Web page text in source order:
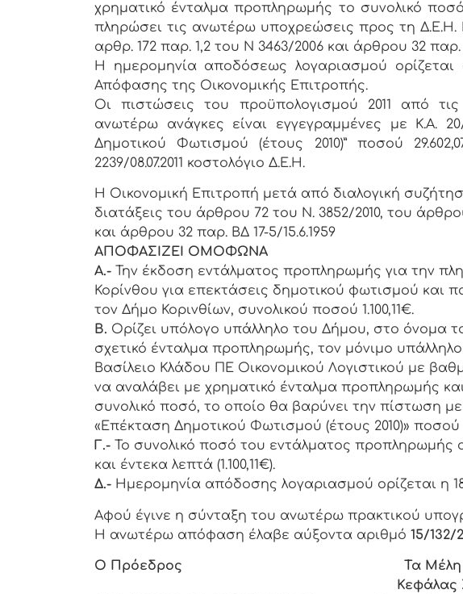
χρηματικό ένταλμα προπληρωμής το συνολικό ποσό
πληρώσει τις ανωτέρω υποχρεώσεις προς τη
αρθρ. 172 παρ. 1,2 του Ν 3463/2006 και άρθρου 32 παρ.
Η ημερομηνία αποδόσεως λογαριασμού
Απόφασης της Οικονομικής Επιτροπής.
Οι πιστώσεις του προϋπολογισμού 2011 από
ανωτέρω ανάγκες είναι εγγεγραμμένες με Κ.Α. 20/
Δημοτικού Φωτισμού (έτους 2010)” ποσού
2239/08.07.2011 κοστολόγιο Δ.Ε.Η.
Η Οικονομική Επιτροπή μετά από διαλογική
διατάξεις του άρθρου 72 του Ν. 3852/2010, του
και άρθρου 32 παρ. ΒΔ 17-5/15.6.1959
ΑΠΟΦΑΣΙΖΕΙ ΟΜΟΦΩΝΑ
Α.- Την έκδοση εντάλματος προπληρωμής για την
Κορίνθου για επεκτάσεις δημοτικού φωτισμού και
τον Δήμο Κορινθίων, συνολικού ποσού 1.100,11€.
Β. Ορίζει υπόλογο υπάλληλο του Δήμου, στο όνομα
σχετικό ένταλμα προπληρωμής, τον μόνιμο
Βασίλειο Κλάδου ΠΕ Οικονομικού Λογιστικού με
να αναλάβει με χρηματικό ένταλμα προπληρωμής
συνολικό ποσό, το οποίο θα βαρύνει την πίστωση με
«Επέκταση Δημοτικού Φωτισμού (έτους 2010)» ποσού
Γ.- Το συνολικό ποσό του εντάλματος προπληρωμής
και έντεκα λεπτά (1.100,11€).
Δ.- Ημερομηνία απόδοσης λογαριασμού ορίζεται η 18-
Αφoύ έγιvε η σύvταξη τoυ αvωτέρω πρακτικoύ
Η αvωτέρω απόφαση έλαβε αύξοντα αριθμό 15/132/
Ο Πρόεδρoς Τα Μέλη
Κεφάλας